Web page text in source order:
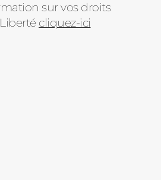
sur vos droits
cliquez-ici